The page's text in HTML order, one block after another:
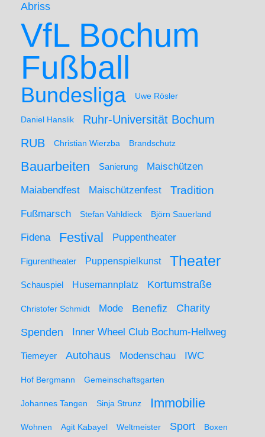
Abriss
VfL Bochum
Fußball
Bundesliga Uwe Rösler
Daniel Hanslik
Ruhr-Universität Bochum
RUB
Christian Wierzba Brandschutz
Bauarbeiten Sanierung
Maischützen
Maiabendfest
Maischützenfest Tradition
Fußmarsch Stefan Vahldieck Björn Sauerland
Fidena Festival Puppentheater
Figurentheater Puppenspielkunst Theater
Schauspiel Husemannplatz Kortumstraße
Christofer Schmidt Mode Benefiz Charity
Spenden Inner Wheel Club Bochum-Hellweg
Tiemeyer Autohaus Modenschau IWC
Hof Bergmann Gemeinschaftsgarten
Johannes Tangen Sinja Strunz Immobilie
Wohnen Agit Kabayel Weltmeister Sport Boxen